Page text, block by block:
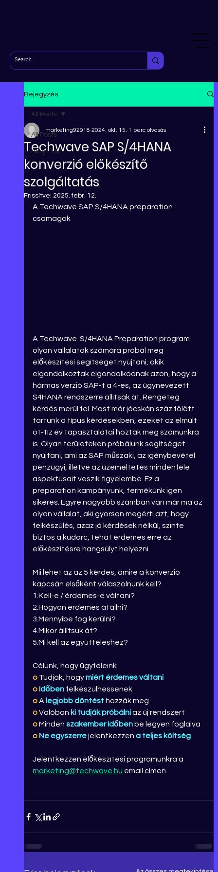
Bejegyzés
All Posts
Blog - HU
All Posts
Techwave SAP S/4HANA
konverzió előkészítő
szolgáltatás
marketing92918 2024. okt. 15. 1 perc olvasás
Frissítve: 2025. febr. 12.
A Techwave SAP S/4HANA preparation
csomagok
A Techwave  S/4HANA Preparation program
olyan vállalatok számára próbál meg
előkészítési segítséget nyújtani, akik
elgondolkoztak elgondolkodnak azon,
hogy a
hármas verzió SAP-t a 4-es, az úgynevezett
S4HANA rendszerre állítsák át. Rengeteg
kérdés merül fel. Most már jócskán száz fölött
tartunk a típus kérdésekben, ezeket az elmúlt
öt-tíz év tapasztalatai hozták meg számunkra
is. Olyan területeken próbálunk segítséget
nyújtani, ami az SAP műszaki, az igénybevétel
pénzügyi, illetve az üzemeltetés mindenféle
aspektusait veszik figyelembe. Ez a
preparation kampányunk, termékünk igen
sikeres. Egyre nagyobb számban van már ma az
olyan vállalat, aki gyorsan megérti azt, hogy
felkészülés, azaz jó kérdések nélkül, szinte
biztos a kudarc, tehát érdemes erre az
előkészítésre hangsúlyt helyezni.
Mii lehet az az 5 kérdés, amire a konverzió
kapcsán elsőként válaszolnunk kell?
1. Kell-e / érdemes-e váltani?
2. Hogyan érdemes átállni?
3. Mennyibe fog kerülni?
4.Mikor állítsuk át?
5. Mi kell az együttéléshez?
Célunk, hogy ügyfeleink
o Tudják, hogy miért érdemes váltani
o Időben felkészülhessenek
o A legjobb döntést hozzák meg
o Valóban ki tudják próbálni az új rendszert
o Minden szakember időben be legyen foglalva
o Ne egyszerre jelentkezzen a teljes költség
Jelentkezzen előkészítési programunkra a
marketing@techwave.hu email címen.